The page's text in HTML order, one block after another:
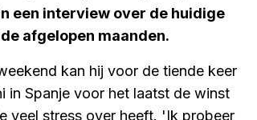
een interview over de huidige
afgelopen maanden.
kan hij voor de tiende keer
in Spanje voor het laatst de winst
veel stress over heeft. 'Ik probeer